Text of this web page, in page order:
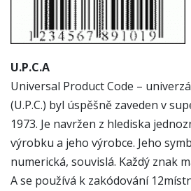
U.P.C.A
Universal Product Code –
(U.P.C.) byl úspěšně zaveden v
1973. Je navržen z hlediska
výrobku a jeho výrobce. Jeho
numerická, souvislá. Každý znak
A se používá k zakódování